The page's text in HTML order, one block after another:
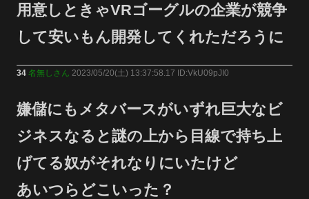
用意しときゃVRゴーグルの企業が競争
して安いもん開発してくれただろうに
34 名無しさん 2023/05/20(土) 13:37:58.17 ID:VkU09pJI0
嫌儲にもメタバースがいずれ巨大なビ
ジネスなると謎の上から目線で持ち上
げてる奴がそれなりにいたけど
あいつらどこいった？